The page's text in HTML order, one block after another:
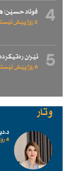
4 فوئاد حسێن:
2 رۆژ پێش ئێستا
5 ئێران
6 رۆژ پێش ئێستا
وتار
4 رۆژ پێش ئێستا